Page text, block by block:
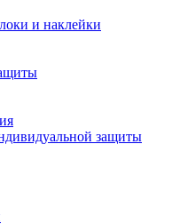
и наклейки
защиты